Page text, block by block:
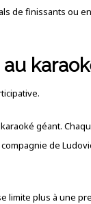
de finissants ou
géant.
de
limite plus à une